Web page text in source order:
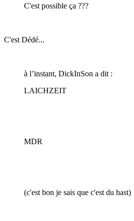
C'est possible ça ???
C'est Dédé...
à l’instant, DickInSon a dit :
LAICHZEIT
MDR
(c'est bon je sais que c'est du hast)